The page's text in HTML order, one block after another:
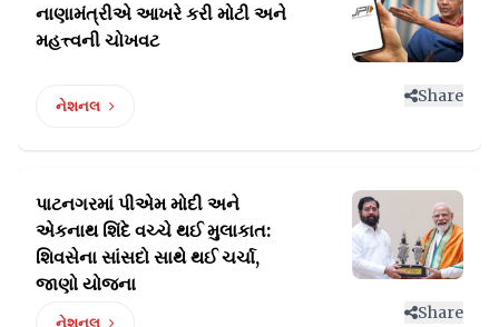
નાણામંત્રીએ આખરેકરી મોટી અને
મહત્ત્વની ચોખવટ
નેશનલ
Share
પાટનગરમાં પીએમ મોદી અને
એકનાથ શિંદે વચ્ચે થઈ મુલાકાત:
શિવસેના સાંસદો સાથે થઈ ચર્ચા,
જાણો યોજના
Share